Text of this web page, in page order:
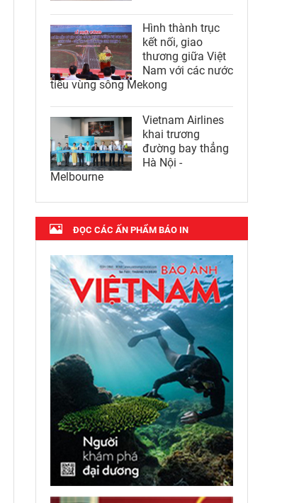
Hình thành trục
kết nối, giao
thương giữa Việt
Nam với các nước
tiểu vùng sông Mekong
Vietnam Airlines
khai trương
đường bay thẳng
Hà Nội -
Melbourne
ĐỌC CÁC ẤN PHẨM BÁO IN